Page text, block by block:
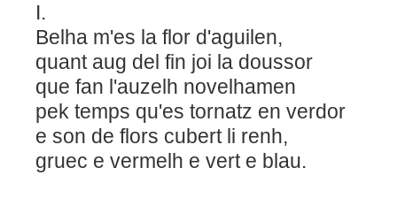
I.
Belha m'es la flor d'aguilen,
quant aug del fin joi la doussor
que fan l'auzelh novelhamen
pek temps qu'es tornatz en verdor
e son de flors cubert li renh,
gruec e vermelh e vert e blau.